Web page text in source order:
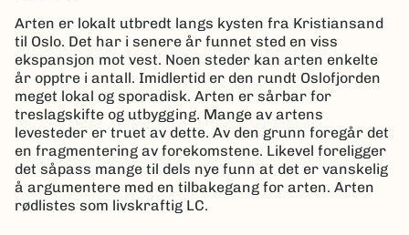
Arten er lokalt utbredt langs kysten fra Kristiansand
til Oslo. Det har i senere år funnet sted en viss
ekspansjon mot vest. Noen steder kan arten enkelte
år opptre i antall. Imidlertid er den rundt Oslofjorden
meget lokal og sporadisk. Arten er sårbar for
treslagskifte og utbygging. Mange av artens
levesteder er truet av dette. Av den grunn foregår det
en fragmentering av forekomstene. Likevel foreligger
det såpass mange til dels nye funn at det er vanskelig
å argumentere med en tilbakegang for arten. Arten
rødlistes som livskraftig LC.